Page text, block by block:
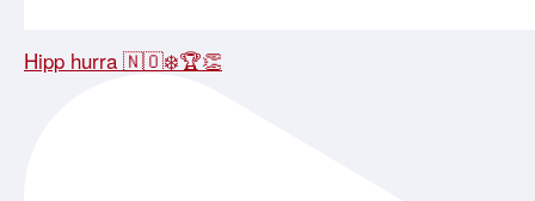
Hipp hurra 🇳🇴❄️🏆👏